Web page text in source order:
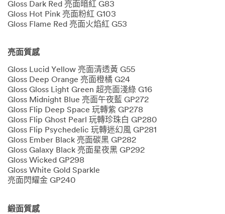
Gloss Dark Red 亮面暗紅 G83
Gloss Hot Pink 亮面粉紅 G103
Gloss Flame Red 亮面火焰紅 G53
亮面質感
Gloss Lucid Yellow 亮面清透黃 G55
Gloss Deep Orange 亮面橙橘 G24
Gloss Gloss Light Green 超亮面淺綠 G16
Gloss Midnight Blue 亮面午夜藍 GP272
Gloss Flip Deep Space 玩轉紫 GP278
Gloss Flip Ghost Pearl 玩轉珍珠白 GP280
Gloss Flip Psychedelic 玩轉迷幻風 GP281
Gloss Ember Black 亮面碳黑 GP282
Gloss Galaxy Black 亮面星夜黑 GP292
Gloss Wicked GP298
Gloss White Gold Sparkle
亮面閃耀金 GP240
緞面質感